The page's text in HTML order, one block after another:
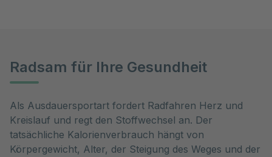
Radsam für Ihre Gesundheit
Als Ausdauersportart fordert Radfahren Herz und
Kreislauf und regt den Stoffwechsel an. Der
tatsächliche Kalorienverbrauch hängt von
Körpergewicht, Alter, der Steigung des Weges und der